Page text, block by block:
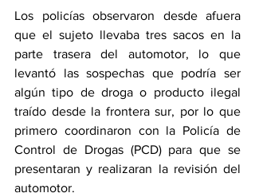
Los policías observaron desde afuera
que el sujeto llevaba tres sacos en la
parte trasera del automotor, lo que
levantó las sospechas que podría ser
algún tipo de droga o producto ilegal
traído desde la frontera sur, por lo que
primero coordinaron con la Policía de
Control de Drogas (PCD) para que se
presentaran y realizaran la revisión del
automotor.